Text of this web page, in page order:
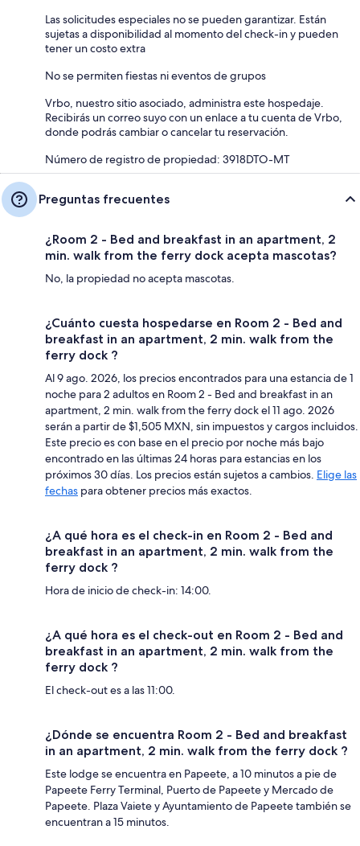
Las solicitudes especiales no se pueden garantizar. Están
sujetas a disponibilidad al momento del check-in y pueden
tener un costo extra
No se permiten fiestas ni eventos de grupos
Vrbo, nuestro sitio asociado, administra este hospedaje.
Recibirás un correo suyo con un enlace a tu cuenta de Vrbo,
donde podrás cambiar o cancelar tu reservación.
Número de registro de propiedad: 3918DTO-MT
Preguntas frecuentes
¿Room 2 - Bed and breakfast in an apartment, 2
min. walk from the ferry dock acepta mascotas?
No, la propiedad no acepta mascotas.
¿Cuánto cuesta hospedarse en Room 2 - Bed and
breakfast in an apartment, 2 min. walk from the
ferry dock ?
Al 9 ago. 2026, los precios encontrados para una estancia de 1
noche para 2 adultos en Room 2 - Bed and breakfast in an
apartment, 2 min. walk from the ferry dock el 11 ago. 2026
serán a partir de $1,505 MXN, sin impuestos y cargos incluidos.
Este precio es con base en el precio por noche más bajo
encontrado en las últimas 24 horas para estancias en los
próximos 30 días. Los precios están sujetos a cambios. Elige las
fechas para obtener precios más exactos.
¿A qué hora es el check-in en Room 2 - Bed and
breakfast in an apartment, 2 min. walk from the
ferry dock ?
Hora de inicio de check-in: 14:00.
¿A qué hora es el check-out en Room 2 - Bed and
breakfast in an apartment, 2 min. walk from the
ferry dock ?
El check-out es a las 11:00.
¿Dónde se encuentra Room 2 - Bed and breakfast
in an apartment, 2 min. walk from the ferry dock ?
Este lodge se encuentra en Papeete, a 10 minutos a pie de
Papeete Ferry Terminal, Puerto de Papeete y Mercado de
Papeete. Plaza Vaiete y Ayuntamiento de Papeete también se
encuentran a 15 minutos.